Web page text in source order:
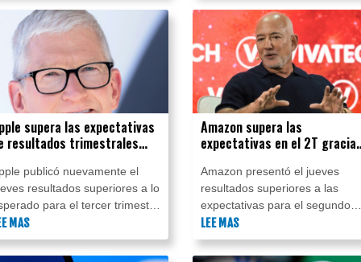
en los resultados de
prueba original.
de este tipo, informó la agencia
espacial de Japón.
supera las expectativas
resultados trimestrales
alza
publicó nuevamente el
resultados superiores a lo
para el tercer trimestre
su ejercicio fiscal cerrado a
de junio, con una
en alza del 16%
MAS
Amazon supera las
expectativas en el 2T gracias
Amazon presentó el jueves
resultados superiores a las
expectativas para el segundo
trimestre, impulsados una vez
más por su actividad de
informática en la nube
LEE MAS